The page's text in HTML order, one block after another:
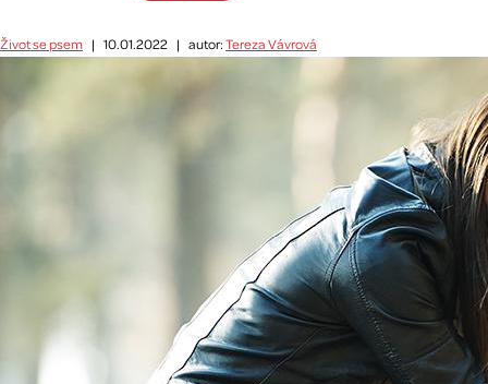
Život se psem | 10.01.2022 | autor:Tereza Vávrová